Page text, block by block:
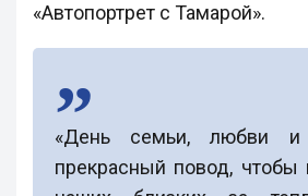
«Автопортрет с Тамарой».
«День семьи, любви
прекрасный повод, чтобы